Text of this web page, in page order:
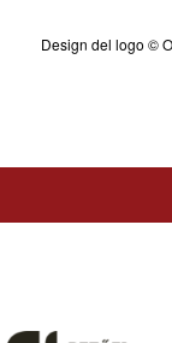
Design del logo ©